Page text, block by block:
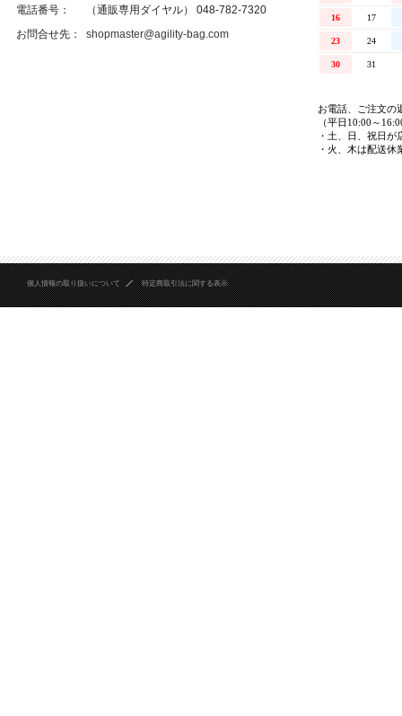
電話番号：
（通販専用ダイヤル） 048-782-7320
お問合せ先：
shopmaster@agility-bag.com
個人情報の取り扱いについて 特定商取引法に関する表示